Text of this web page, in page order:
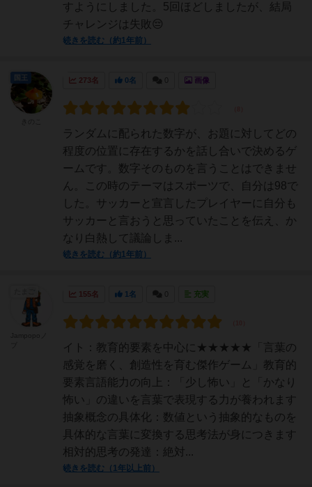
すようにしました。5回ほどしましたが、結局
チャレンジは失敗😔
続きを読む（約1年前）
273名 0名 画像
ランダムに配られた数字が、お題に対してどの
程度の位置に存在するかを話し合いで決めるゲ
ームです。数字そのものを言うことはできませ
ん。この時のテーマはスポーツで、自分は98で
した。サッカーと宣言したプレイヤーに自分も
サッカーと言おうと思っていたことを伝え、か
なり白熱して議論しま...
続きを読む（約1年前）
国王
155名 1名 充実
イト：教育的要素を中心に★★★★★「言葉の
感覚を磨く、創造性を育む傑作ゲーム」教育的
要素言語能力の向上：「少し怖い」と「かなり
怖い」の違いを言葉で表現する力が養われます
抽象概念の具体化：数値という抽象的なものを
具体的な言葉に変換する思考法が身につきます
相対的思考の発達：絶対...
続きを読む（1年以上前）